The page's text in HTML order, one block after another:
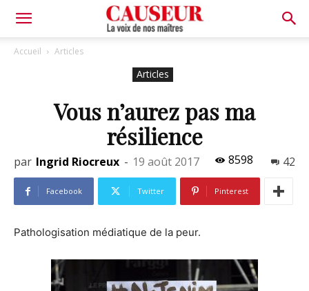
Accueil Articles
Articles
Vous n’aurez pas ma
résilience
par Ingrid Riocreux - 19 août 2017 8598 42
Facebook Twitter Pinterest
Pathologisation médiatique de la peur.